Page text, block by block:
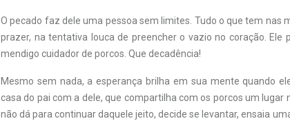
O pecado faz dele uma pessoa sem limites. Tudo o que tem nas
prazer, na tentativa louca de preencher o vazio no coração. Ele
mendigo cuidador de porcos. Que decadência!
Mesmo sem nada, a esperança brilha em sua mente quando
casa do pai com a dele, que compartilha com os porcos um lugar
não dá para continuar daquele jeito, decide se levantar, ensaia